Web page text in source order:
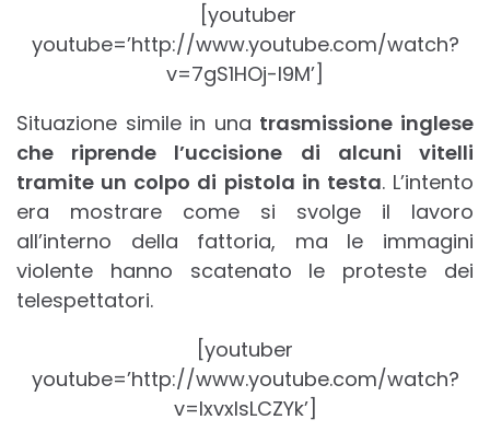
[youtuber
youtube=’http://www.youtube.com/watch?
v=7gS1HOj-I9M’]
Situazione simile in una trasmissione inglese
che riprende l’uccisione di alcuni vitelli
tramite un colpo di pistola in testa. L’intento
era mostrare come si svolge il lavoro
all’interno della fattoria, ma le immagini
violente hanno scatenato le proteste dei
telespettatori.
[youtuber
youtube=’http://www.youtube.com/watch?
v=IxvxIsLCZYk’]